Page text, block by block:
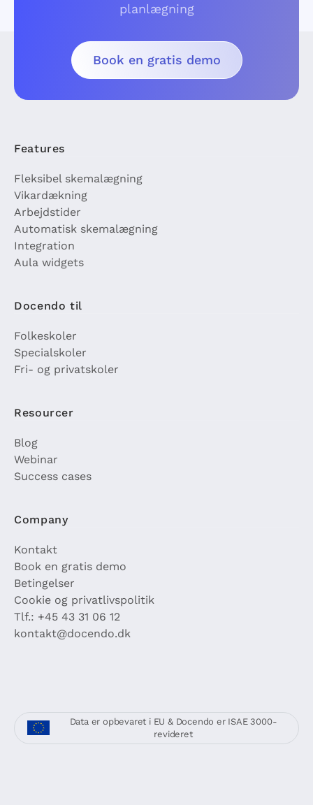
planlægning
Book en gratis demo
Features
Fleksibel skemalægning
Vikardækning
Arbejdstider
Automatisk skemalægning
Integration
Aula widgets
Docendo til
Folkeskoler
Specialskoler
Fri- og privatskoler
Resourcer
Blog
Webinar
Success cases
Company
Kontakt
Book en gratis demo
Betingelser
Cookie og privatlivspolitik
Tlf.: +45 43 31 06 12
kontakt@docendo.dk
Data er opbevaret i EU & Docendo er ISAE 3000-
revideret